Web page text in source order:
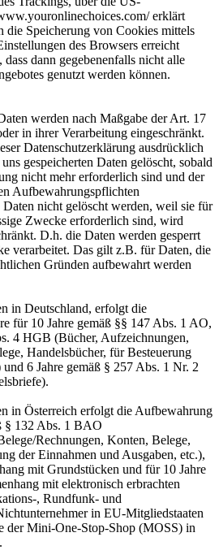
erklärt
die Speicherung von Cookies mittels
des Browsers erreicht
dann gegebenenfalls nicht alle
genutzt werden können.
werden nach Maßgabe der Art. 17
in ihrer Verarbeitung eingeschränkt.
Datenschutzerklärung ausdrücklich
gespeicherten Daten gelöscht, sobald
nicht mehr erforderlich sind und der
Aufbewahrungspflichten
Daten nicht gelöscht werden, weil sie für
Zwecke erforderlich sind, wird
D.h. die Daten werden gesperrt
verarbeitet. Das gilt z.B. für Daten, die
Gründen aufbewahrt werden
in Deutschland, erfolgt die
für 10 Jahre gemäß §§ 147 Abs. 1 AO,
4 HGB (Bücher, Aufzeichnungen,
Handelsbücher, für Besteuerung
6 Jahre gemäß § 257 Abs. 1 Nr. 2
in Österreich erfolgt die Aufbewahrung
§ 132 Abs. 1 BAO
Rechnungen, Konten, Belege,
der Einnahmen und Ausgaben, etc.),
mit Grundstücken und für 10 Jahre
mit elektronisch erbrachten
, Rundfunk- und
in EU-Mitgliedstaaten
der Mini-One-Stop-Shop (MOSS) in